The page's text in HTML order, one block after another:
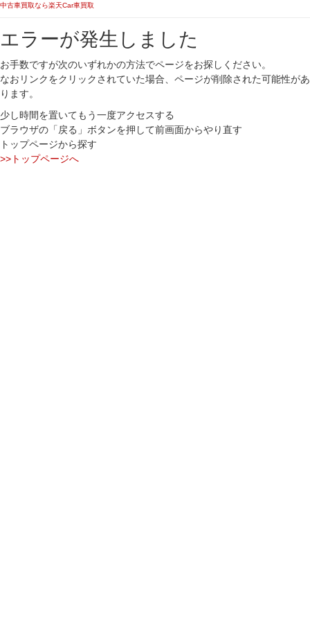
中古車買取なら楽天Car車買取
エラーが発生しました
お手数ですが次のいずれかの方法でページをお探しください。
なおリンクをクリックされていた場合、ページが削除された可能性があ
ります。
少し時間を置いてもう一度アクセスする
ブラウザの「戻る」ボタンを押して前画面からやり直す
トップページから探す
>>トップページへ